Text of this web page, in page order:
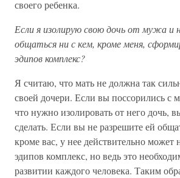
своего ребенка.
Если я изолирую свою дочь от мужа и
общаться ни с кем, кроме меня,
эдипов комплекс?
Я считаю, что мать не должна так
своей дочери. Если вы поссорились с
что нужно изолировать от него дочь,
сделать. Если вы не разрешите ей
кроме вас, у нее действительно может
эдипов комплекс, но ведь это
развитии каждого человека. Таким